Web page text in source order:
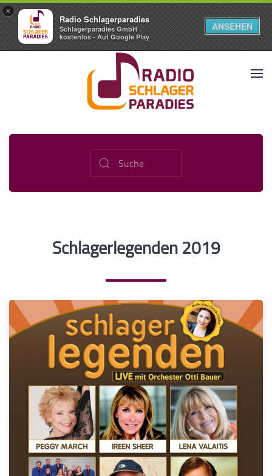
×
Radio Schlagerparadies
Schlagerparadies GmbH
kostenlos - Auf Google Play
ANSEHEN
Schlagerlegenden 2019